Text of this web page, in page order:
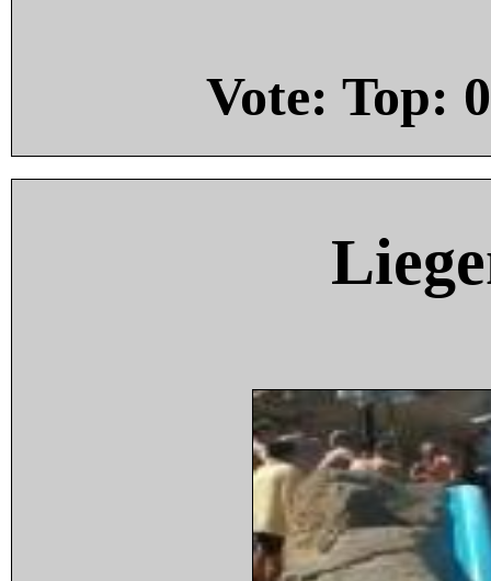
Vote: Top: 0